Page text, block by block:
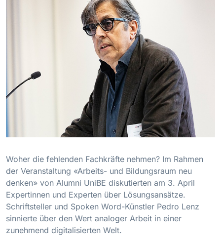
Woher die fehlenden Fachkräfte nehmen? Im Rahmen
der Veranstaltung «Arbeits- und Bildungsraum neu
denken» von Alumni UniBE diskutierten am 3. April
Expertinnen und Experten über Lösungsansätze.
Schriftsteller und Spoken Word-Künstler Pedro Lenz
sinnierte über den Wert analoger Arbeit in einer
zunehmend digitalisierten Welt.